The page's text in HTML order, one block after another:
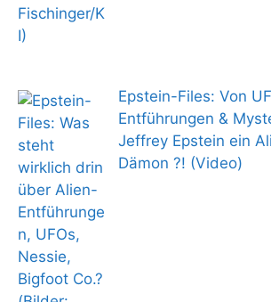
Epstein-Files: Von
Entführungen &
Jeffrey Epstein ein
Dämon ?! (Video)